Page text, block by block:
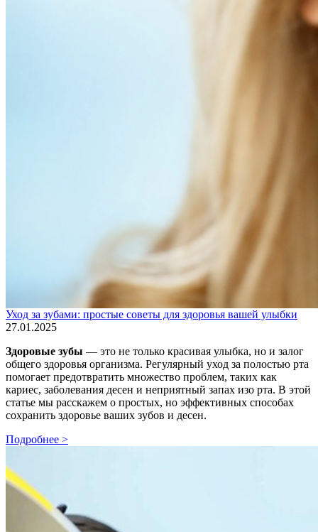
Уход за зубами: простые советы для здоровья вашей улыбки
27.01.2025
Здоровые зубы — это не только красивая улыбка, но и залог
общего здоровья организма. Регулярный уход за полостью рта
помогает предотвратить множество проблем, таких как
кариес, заболевания десен и неприятный запах изо рта. В этой
статье мы расскажем о простых, но эффективных способах
сохранить здоровье ваших зубов и десен.
Подробнее >